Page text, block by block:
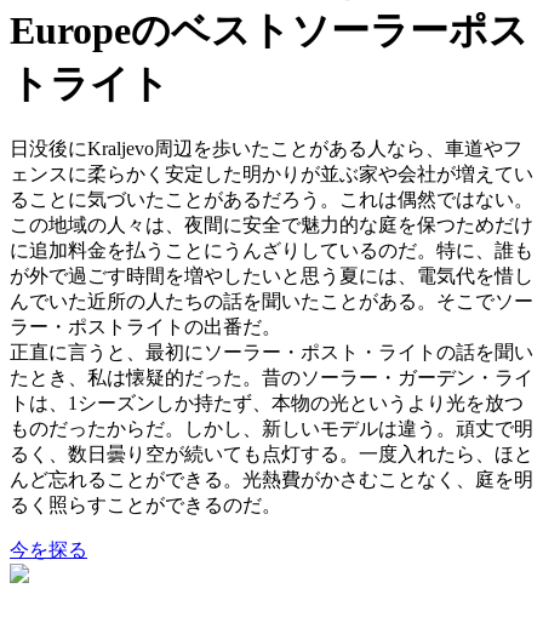
Europeのベストソーラーポス
トライト
日没後にKraljevo周辺を歩いたことがある人なら、車道やフ
ェンスに柔らかく安定した明かりが並ぶ家や会社が増えてい
ることに気づいたことがあるだろう。これは偶然ではない。
この地域の人々は、夜間に安全で魅力的な庭を保つためだけ
に追加料金を払うことにうんざりしているのだ。特に、誰も
が外で過ごす時間を増やしたいと思う夏には、電気代を惜し
んでいた近所の人たちの話を聞いたことがある。そこでソー
ラー・ポストライトの出番だ。
正直に言うと、最初にソーラー・ポスト・ライトの話を聞い
たとき、私は懐疑的だった。昔のソーラー・ガーデン・ライ
トは、1シーズンしか持たず、本物の光というより光を放つ
ものだったからだ。しかし、新しいモデルは違う。頑丈で明
るく、数日曇り空が続いても点灯する。一度入れたら、ほと
んど忘れることができる。光熱費がかさむことなく、庭を明
るく照らすことができるのだ。
今を探る